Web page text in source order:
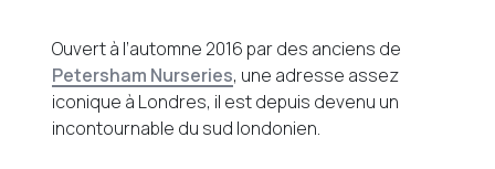
Ouvert à l’automne 2016 par des anciens de
Petersham Nurseries, une adresse assez
iconique à Londres, il est depuis devenu un
incontournable du sud londonien.